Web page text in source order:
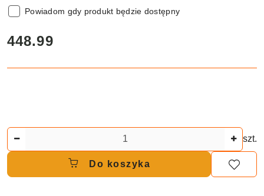
Powiadom gdy produkt będzie dostępny
cena:
448.99
szt.
Do koszyka